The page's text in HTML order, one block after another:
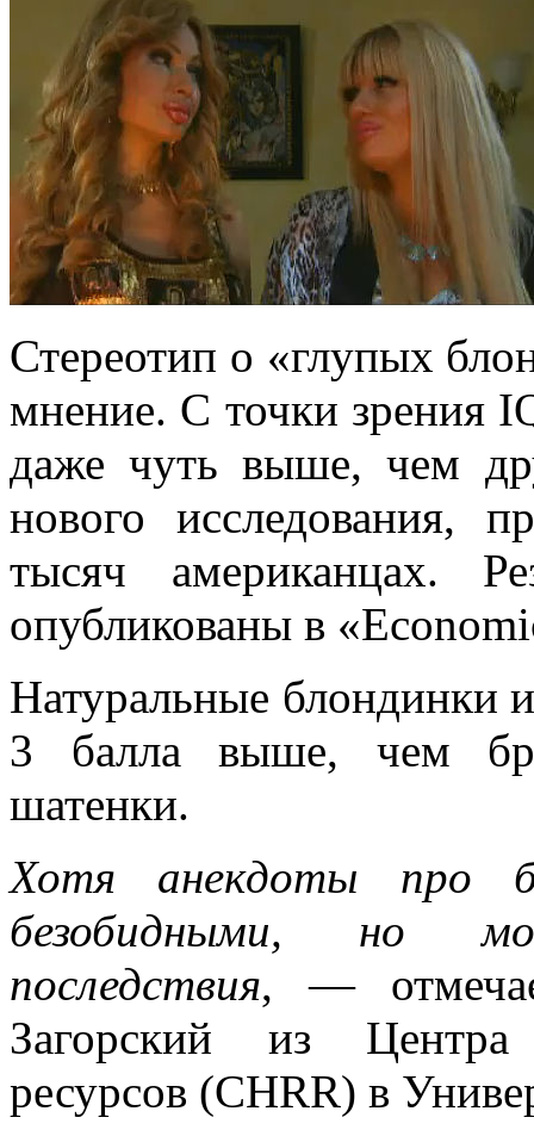
Стереотип о «глупых
мнение. С точки зрения
даже чуть выше, чем
нового исследования,
тысяч американцах.
опубликованы в
Натуральные блондинки
3 балла выше, чем
шатенки.
Хотя анекдоты про
безобидными, но
последствия, —
Загорский из Центра
ресурсов (CHRR) в